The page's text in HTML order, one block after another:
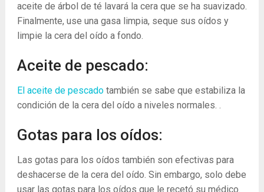
aceite de árbol de té lavará la cera que se ha suavizado.
Finalmente, use una gasa limpia, seque sus oídos y
limpie la cera del oído a fondo.
Aceite de pescado:
El aceite de pescado también se sabe que estabiliza la
condición de la cera del oído a niveles normales. .
Gotas para los oídos:
Las gotas para los oídos también son efectivas para
deshacerse de la cera del oído. Sin embargo, solo debe
usar las gotas para los oídos que le recetó su médico.